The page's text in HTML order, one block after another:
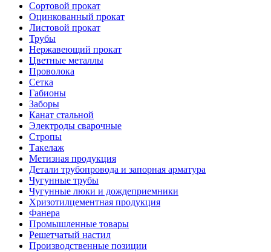
Сортовой прокат
Оцинкованный прокат
Листовой прокат
Трубы
Нержавеющий прокат
Цветные металлы
Проволока
Сетка
Габионы
Заборы
Канат стальной
Электроды сварочные
Стропы
Такелаж
Метизная продукция
Детали трубопровода и запорная арматура
Чугунные трубы
Чугунные люки и дождеприемники
Хризотилцементная продукция
Фанера
Промышленные товары
Решетчатый настил
Производственные позиции